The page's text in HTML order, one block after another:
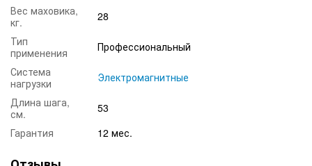
Вес маховика,
кг.
28
Тип
применения
Профессиональный
Система
нагрузки
Электромагнитные
Длина шага,
см.
53
Гарантия
12 мес.